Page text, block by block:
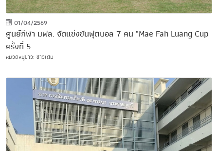
01/04/2569
ศูนย์กีฬา มฟล. จัดแข่งขันฟุตบอล 7 คน "Mae Fah Luang Cup
ครั้งที่ 5
หมวดหมู่ข่าว: ข่าวเด่น